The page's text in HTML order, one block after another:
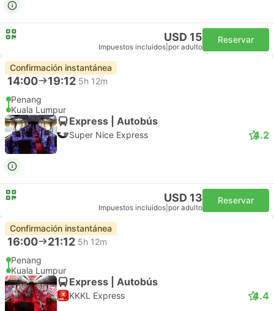
USD 15
Impuestos incluidos por adulto
Reservar
Confirmación instantánea
14:00 19:12 5h 12m
Penang
Kuala Lumpur
Express | Autobús
Super Nice Express 4.2
USD 13
Impuestos incluidos por adulto
Reservar
Confirmación instantánea
16:00 21:12 5h 12m
Penang
Kuala Lumpur
Express | Autobús
KKKL Express 4.4